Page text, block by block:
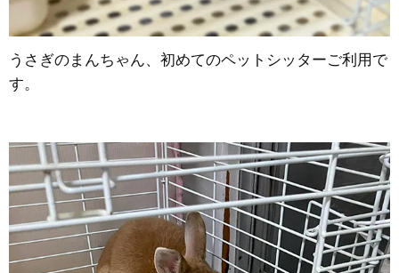
うさぎのまんちゃん、初めてのペットシッターご利用で
す。